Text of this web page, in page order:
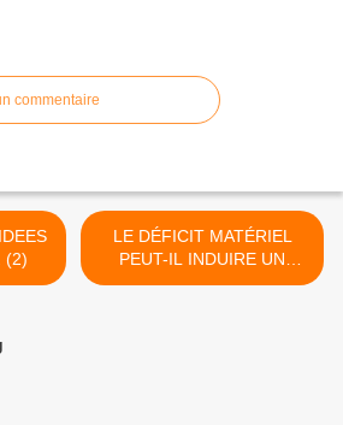
commentaire
(2)
LE DÉFICIT MATÉRIEL
PEUT-IL INDUIRE UN
DÉFICIT DES RÉSERVES